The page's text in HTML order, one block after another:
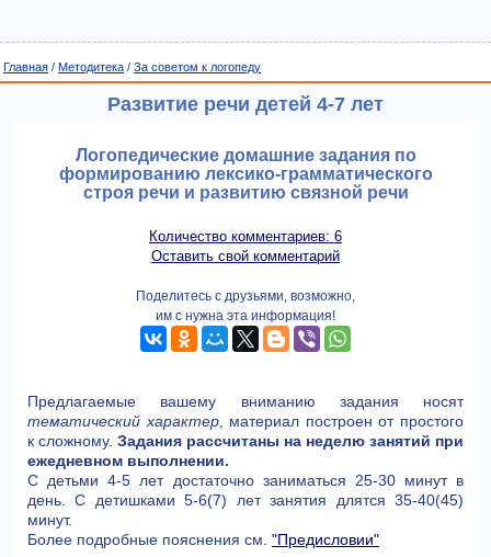
Главная / Методитека / За советом к логопеду
Развитие речи детей 4-7 лет
Логопедические домашние задания по
формированию лексико-грамматического
строя речи и развитию связной речи
Количество комментариев: 6
Оставить свой комментарий
Поделитесь с друзьями, возможно,
им с нужна эта информация!
Предлагаемые вашему вниманию задания носят
тематический характер, материал построен от простого
к сложному. Задания рассчитаны на неделю занятий при
ежедневном выполнении.
С детьми 4-5 лет достаточно заниматься 25-30 минут в
день. С детишками 5-6(7) лет занятия длятся 35-40(45)
минут.
Более подробные пояснения см. "Предисловии"